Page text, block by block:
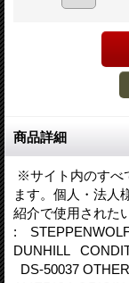
商品詳細
※サイト内のすべ
ます。個人・法人
紹介で使用された
:
DUNHILL
DS-50037